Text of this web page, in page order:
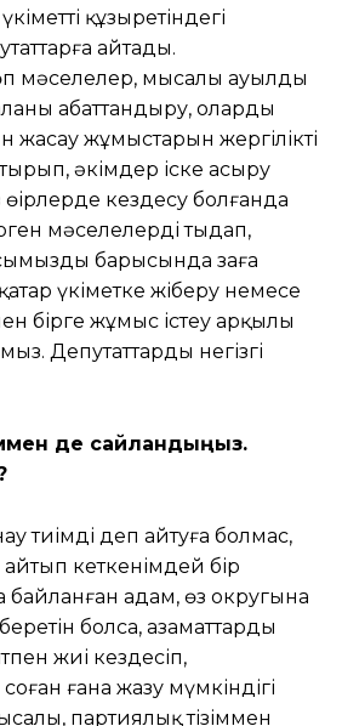
құзыретіндегі
айтады.
мəселелер, мысалы ауылдың
абаттандыру, олардың
жұмыстарын жергілікті
əкімдер іске асыру
өңірлерде кездесу болғанда
мəселелерді тыңдап,
барысында заңға
үкіметке жіберу немесе
бірге жұмыс істеу арқылы
Депутаттардың негізгі
де сайландыңыз.
тиімді деп айтуға болмас,
кеткенімдей бір
байланған адам, өз округына
болса, азаматтардың
жиі кездесіп,
ғана жазу мүмкіндігі
партиялық тізіммен